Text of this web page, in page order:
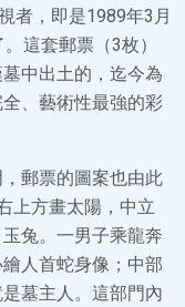
者，即是1989年3月
這套郵票（3枚）
中出土的，迄今為
、藝術性最強的彩
郵票的圖案也由此
上方畫太陽，中立
兔。一男子乘龍奔
人首蛇身像；中部
墓主人。這部門內